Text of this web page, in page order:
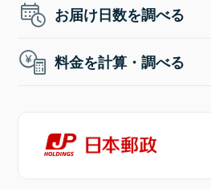
お届け日数を調べる
料金を計算・調べる